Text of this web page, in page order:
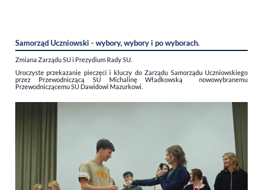
Samorząd Uczniowski - wybory, wybory i po wyborach.
Zmiana Zarządu SU i Prezydium Rady SU.
Uroczyste przekazanie pieczęci i kluczy do Zarządu Samorządu Uczniowskiego
przez Przewodniczącą SU Michalinę Władkowską nowowybranemu
Przewodniczącemu SU Dawidowi Mazurkowi.